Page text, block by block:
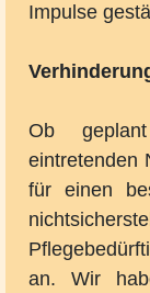
Impulse
Ob
eintretenden
für einen
an. Wir